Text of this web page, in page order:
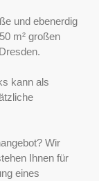
und ebenerdig
m² großen
kann als
Wir
Ihnen für
eines